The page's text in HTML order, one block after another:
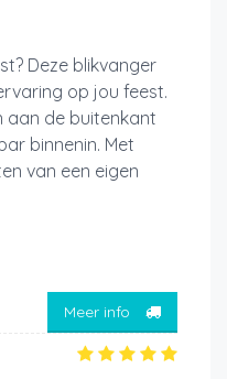
Deze blikvanger
op jou feest.
aan de buitenkant
binnenin. Met
van een eigen
Meer info